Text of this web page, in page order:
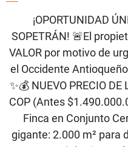
¡OPORTUNIDAD
SOPETRÁN! 🚨El
VALOR por motivo de
el Occidente
✨💰 NUEVO PRECIO
COP (Antes
Finca en Conjunto
gigante: 2.000 m² para